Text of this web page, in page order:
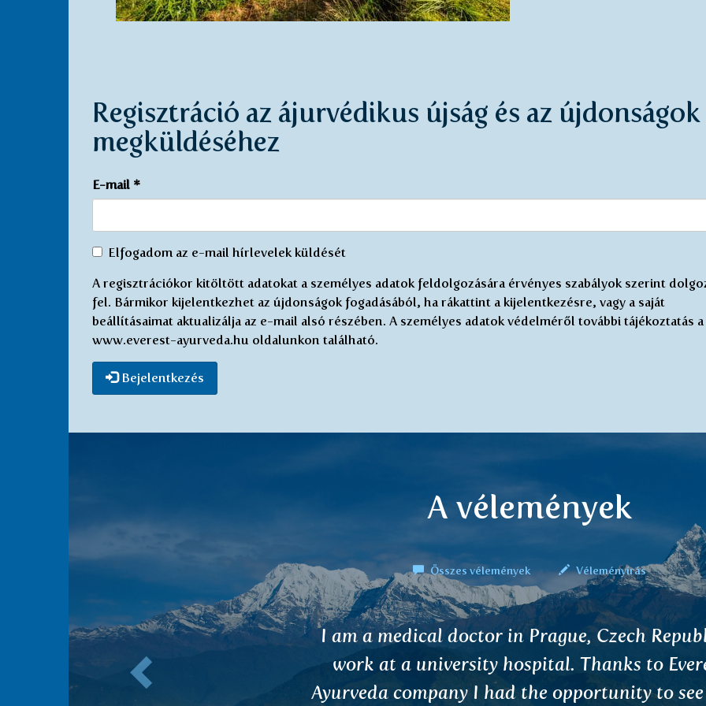
Regisztráció az ájurvédikus újság és az újdonságok
megküldéséhez
E-mail *
Egyetértek
elektronikus
újság
küldésével
*
Elfogadom az e-mail hírlevelek küldését
A regisztrációkor kitöltött adatokat a személyes adatok feldolgozására érvényes szabályok szerint
fel. Bármikor kijelentkezhet az újdonságok fogadásából, ha rákattint a kijelentkezésre, vagy a saját
beállításaimat aktualizálja az e-mail alsó részében. A személyes adatok védelméről további tájékoztatás a
www.everest-ayurveda.hu oldalunkon található.
Bejelentkezés
A vélemények
Összes vélemények Véleményírás
Dear sir or madam, while travelling your
country a few weeks ago I bought some of the
mentioned tea and it seems to have a very
Előző